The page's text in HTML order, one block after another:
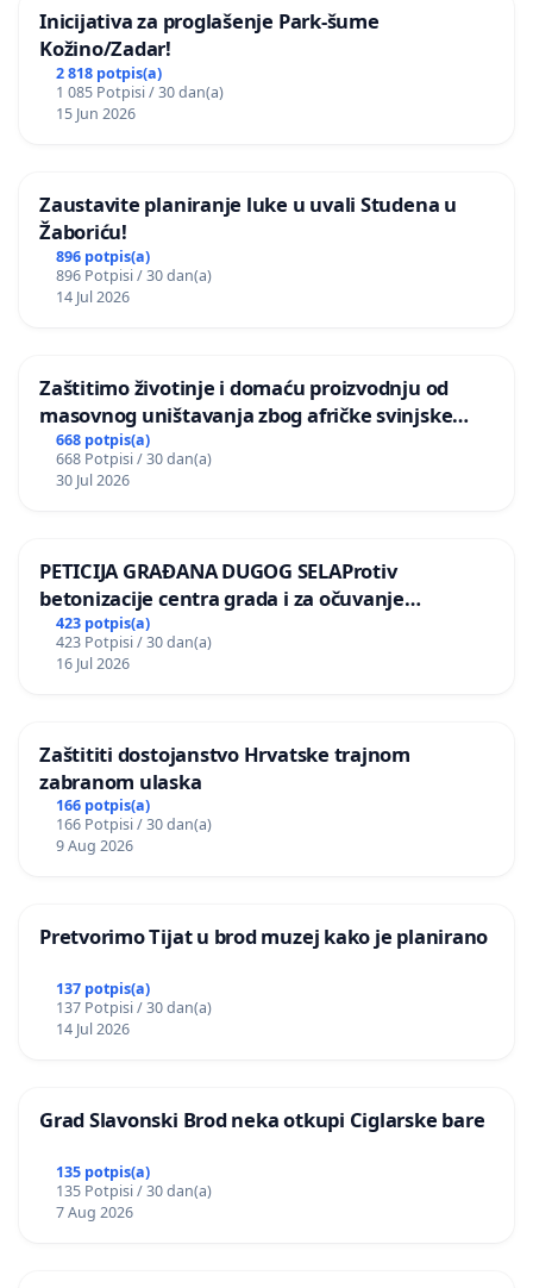
Inicijativa za proglašenje Park-šume
Kožino/Zadar!
2 818 potpis(a)
1 085 Potpisi / 30 dan(a)
15 Jun 2026
Zaustavite planiranje luke u uvali Studena u
Žaboriću!
896 potpis(a)
896 Potpisi / 30 dan(a)
14 Jul 2026
Zaštitimo životinje i domaću proizvodnju od
masovnog uništavanja zbog afričke svinjske
kuge
668 potpis(a)
668 Potpisi / 30 dan(a)
30 Jul 2026
PETICIJA GRAĐANA DUGOG SELAProtiv
betonizacije centra grada i za očuvanje
postojećih zelenih površina i odraslih stabala pri
donošenju izmjena urbanističkog plana
423 potpis(a)
423 Potpisi / 30 dan(a)
16 Jul 2026
Zaštititi dostojanstvo Hrvatske trajnom
zabranom ulaska
166 potpis(a)
166 Potpisi / 30 dan(a)
9 Aug 2026
Pretvorimo Tijat u brod muzej kako je planirano
137 potpis(a)
137 Potpisi / 30 dan(a)
14 Jul 2026
Grad Slavonski Brod neka otkupi Ciglarske bare
135 potpis(a)
135 Potpisi / 30 dan(a)
7 Aug 2026